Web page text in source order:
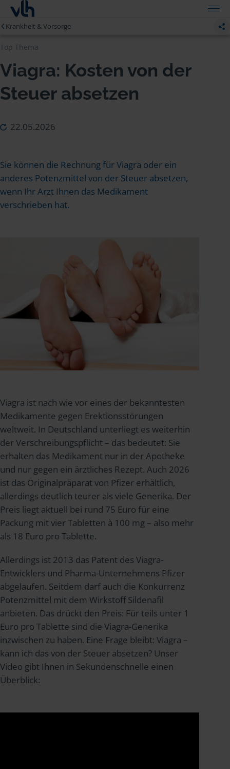
Krankheit & Vorsorge
Top Thema
Viagra: Kosten von der
Steuer absetzen
22.05.2026
Sie können die Rechnung für Viagra oder ein
anderes Potenzmittel von der Steuer absetzen,
wenn Ihr Arzt Ihnen das Medikament
verschrieben hat.
Viagra ist nach wie vor eines der bekanntesten
Medikamente gegen Erektionsstörungen
weltweit. In Deutschland unterliegt es weiterhin
der Verschreibungspflicht – das bedeutet: Sie
erhalten das Medikament nur in der Apotheke
und nur gegen ein ärztliches Rezept. Auch 2026
ist das Originalpräparat von Pfizer erhältlich,
allerdings deutlich teurer als viele Generika. Der
Preis liegt aktuell bei rund 75 Euro für eine
Packung mit vier Tabletten à 100 mg – also mehr
als 18 Euro pro Tablette.
Allerdings ist 2013 das Patent des Viagra-
Entwicklers und Pharma-Unternehmens Pfizer
abgelaufen. Seitdem darf auch die Konkurrenz
Potenzmittel mit dem Wirkstoff Sildenafil
anbieten. Das drückt den Preis: Für teils unter 1
Euro pro Tablette sind die Viagra-Generika
inzwischen zu haben. Eine Frage bleibt: Viagra –
kann ich das von der Steuer absetzen? Unser
Video gibt Ihnen in Sekundenschnelle einen
Überblick: